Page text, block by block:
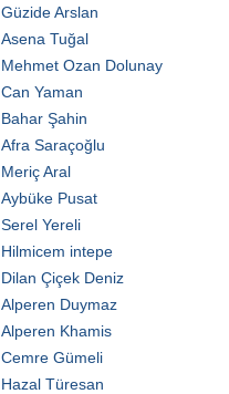
Güzide Arslan
Asena Tuğal
Mehmet Ozan Dolunay
Can Yaman
Bahar Şahin
Afra Saraçoğlu
Meriç Aral
Aybüke Pusat
Serel Yereli
Hilmicem intepe
Dilan Çiçek Deniz
Alperen Duymaz
Alperen Khamis
Cemre Gümeli
Hazal Türesan